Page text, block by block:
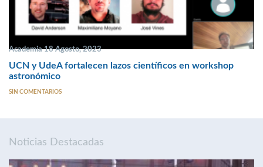
Academia 18 Agosto, 2023
UCN y UdeA fortalecen lazos científicos en workshop
astronómico
SIN COMENTARIOS
Noticias Destacadas